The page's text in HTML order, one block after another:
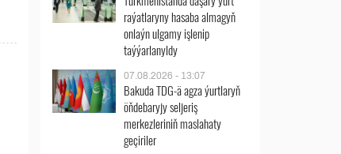
raýatlaryny hasaba almagyň
onlaýn ulgamy işlenip
taýýarlanyldy
07.08.2026 - 13:07
Bakuda TDG-ä agza ýurtlaryň
öňdebaryjy seljeriş
merkezleriniň maslahaty
geçiriler